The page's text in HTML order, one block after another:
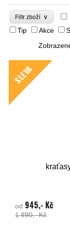
Filtr zboží ∨
Tip
Akce
SLEVA
od 945,- Kč
1 890,- Kč